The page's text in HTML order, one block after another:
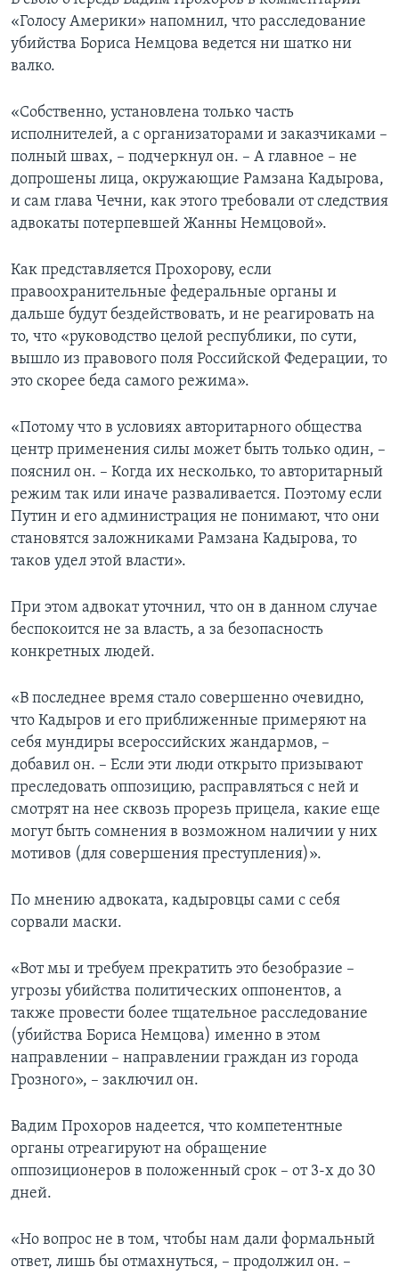
«Голосу Америки» напомнил, что расследование
убийства Бориса Немцова ведется ни шатко ни
валко.
«Собственно, установлена только часть
исполнителей, а с организаторами и заказчиками –
полный швах, – подчеркнул он. – А главное – не
допрошены лица, окружающие Рамзана Кадырова,
и сам глава Чечни, как этого требовали от следствия
адвокаты потерпевшей Жанны Немцовой».
Как представляется Прохорову, если
правоохранительные федеральные органы и
дальше будут бездействовать, и не реагировать на
то, что «руководство целой республики, по сути,
вышло из правового поля Российской Федерации, то
это скорее беда самого режима».
«Потому что в условиях авторитарного общества
центр применения силы может быть только один, –
пояснил он. – Когда их несколько, то авторитарный
режим так или иначе разваливается. Поэтому если
Путин и его администрация не понимают, что они
становятся заложниками Рамзана Кадырова, то
таков удел этой власти».
При этом адвокат уточнил, что он в данном случае
беспокоится не за власть, а за безопасность
конкретных людей.
«В последнее время стало совершенно очевидно,
что Кадыров и его приближенные примеряют на
себя мундиры всероссийских жандармов, –
добавил он. – Если эти люди открыто призывают
преследовать оппозицию, расправляться с ней и
смотрят на нее сквозь прорезь прицела, какие еще
могут быть сомнения в возможном наличии у них
мотивов (для совершения преступления)».
По мнению адвоката, кадыровцы сами с себя
сорвали маски.
«Вот мы и требуем прекратить это безобразие –
угрозы убийства политических оппонентов, а
также провести более тщательное расследование
(убийства Бориса Немцова) именно в этом
направлении – направлении граждан из города
Грозного», – заключил он.
Вадим Прохоров надеется, что компетентные
органы отреагируют на обращение
оппозиционеров в положенный срок – от 3-х до 30
дней.
«Но вопрос не в том, чтобы нам дали формальный
ответ, лишь бы отмахнуться, – продолжил он. –